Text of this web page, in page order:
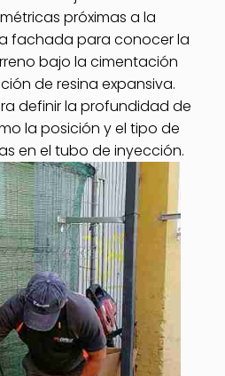
próximas a la
fachada para conocer la
bajo la cimentación
de resina expansiva.
definir la profundidad de
la posición y el tipo de
en el tubo de inyección.